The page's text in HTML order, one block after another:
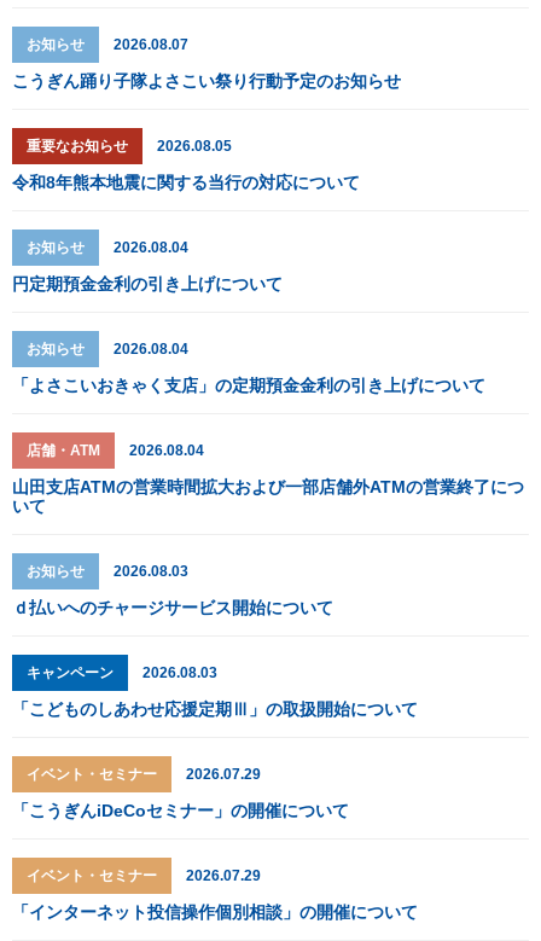
お知らせ 2026.08.07
こうぎん踊り子隊よさこい祭り行動予定のお知らせ
重要なお知らせ 2026.08.05
令和8年熊本地震に関する当行の対応について
お知らせ 2026.08.04
円定期預金金利の引き上げについて
お知らせ 2026.08.04
「よさこいおきゃく支店」の定期預金金利の引き上げについて
店舗・ATM 2026.08.04
山田支店ATMの営業時間拡大および一部店舗外ATMの営業終了につ
いて
お知らせ 2026.08.03
ｄ払いへのチャージサービス開始について
キャンペーン 2026.08.03
「こどものしあわせ応援定期Ⅲ」の取扱開始について
イベント・セミナー 2026.07.29
「こうぎんiDeCoセミナー」の開催について
イベント・セミナー 2026.07.29
「インターネット投信操作個別相談」の開催について